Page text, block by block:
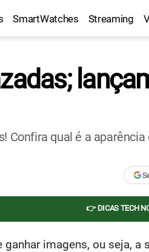
SmartWatches Streaming
qual é a aparência
👉 DICAS TECH
ganhar imagens, ou seja, a